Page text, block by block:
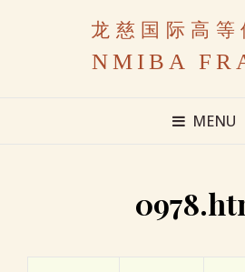
龙慈国际高等
NMIBA
MENU